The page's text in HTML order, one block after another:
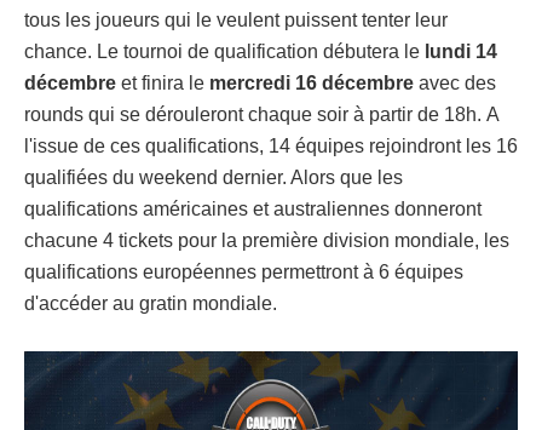
tous les joueurs qui le veulent puissent tenter leur
chance. Le tournoi de qualification débutera le lundi 14
décembre et finira le mercredi 16 décembre avec des
rounds qui se dérouleront chaque soir à partir de 18h. A
l'issue de ces qualifications, 14 équipes rejoindront les 16
qualifiées du weekend dernier. Alors que les
qualifications américaines et australiennes donneront
chacune 4 tickets pour la première division mondiale, les
qualifications européennes permettront à 6 équipes
d'accéder au gratin mondiale.